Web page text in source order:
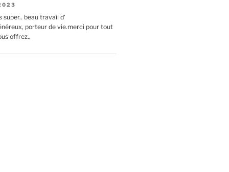
super.. beau travail d'
porteur de vie.merci pour tout
offrez..